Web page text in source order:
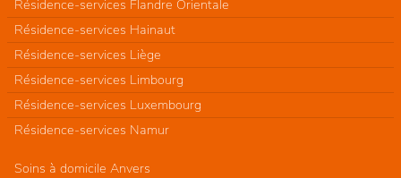
Résidence-services Flandre Orientale
Résidence-services Hainaut
Résidence-services Liège
Résidence-services Limbourg
Résidence-services Luxembourg
Résidence-services Namur
Soins à domicile Anvers